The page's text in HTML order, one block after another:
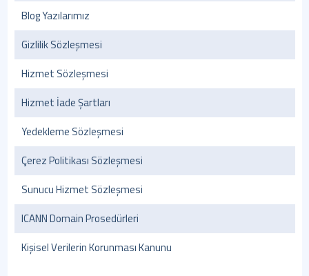
Blog Yazılarımız
Gizlilik Sözleşmesi
Hizmet Sözleşmesi
Hizmet İade Şartları
Yedekleme Sözleşmesi
Çerez Politikası Sözleşmesi
Sunucu Hizmet Sözleşmesi
ICANN Domain Prosedürleri
Kişisel Verilerin Korunması Kanunu